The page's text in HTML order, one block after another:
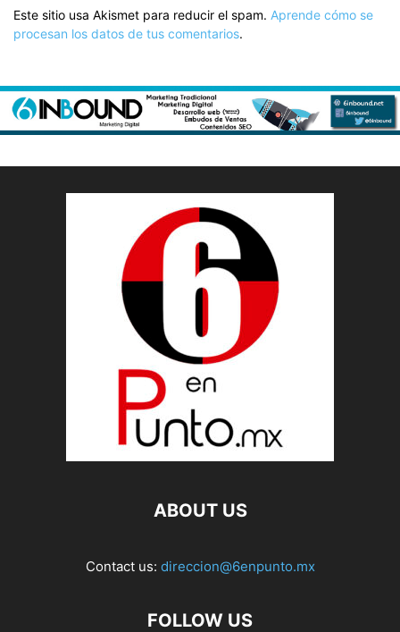
Este sitio usa Akismet para reducir el spam. Aprende cómo se
procesan los datos de tus comentarios.
ABOUT US
Contact us: direccion@6enpunto.mx
FOLLOW US